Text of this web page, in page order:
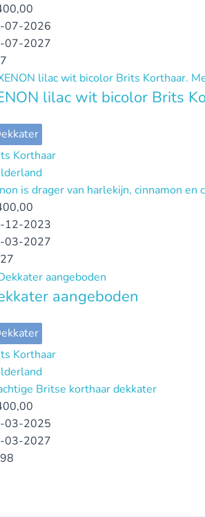
07-2026
07-2027
lilac wit bicolor Brits
Korthaar
is drager van harlekijn, cinnamon
12-2023
03-2027
aangeboden
Korthaar
Britse korthaar dekkater
03-2025
03-2027